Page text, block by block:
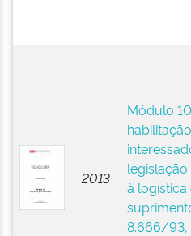
2013
Módulo
à logística
8.666/93,